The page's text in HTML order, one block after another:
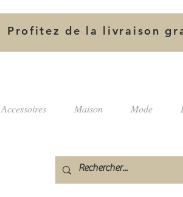
Profitez de la livraison
Accessoires Maison Mode